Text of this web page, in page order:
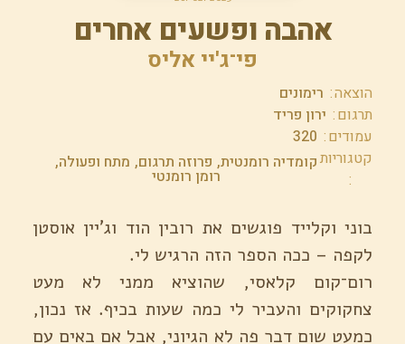
אהבה ופשעים אחרים
פי־ג'יי אליס
הוצאה רימונים
תרגום ירון פריד
עמודים 320
קטגוריותקומדיה רומנטית פרוזה תרגום מתח ופעולה
רומן רומנטי
בוני וקלייד פוגשים את רובין הוד וג'יין אוסטן
לקפה – ככה הספר הזה הרגיש לי.
רום־קום קלאסי, שהוציא ממני לא מעט
צחקוקים והעביר לי כמה שעות בכיף. אז נכון,
כמעט שום דבר פה לא הגיוני, אבל אם באים עם